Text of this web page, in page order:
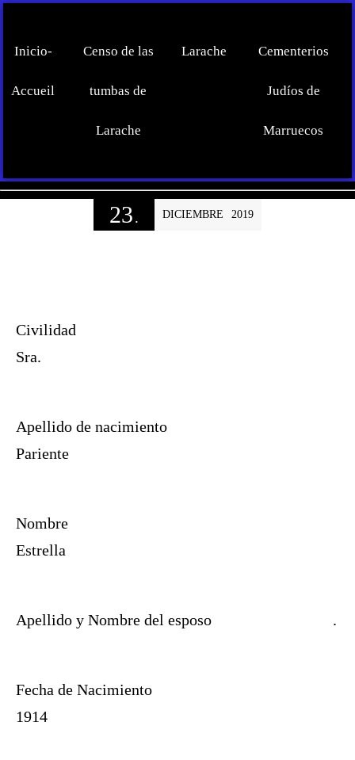
Inicio-
Accueil
Censo de las
tumbas de
Larache
Larache Cementerios
Judíos de
Marruecos
23. DICIEMBRE 2019
Civilidad
Sra.
Apellido de nacimiento
Pariente
Nombre
Estrella
Apellido y Nombre del esposo .
Fecha de Nacimiento
1914